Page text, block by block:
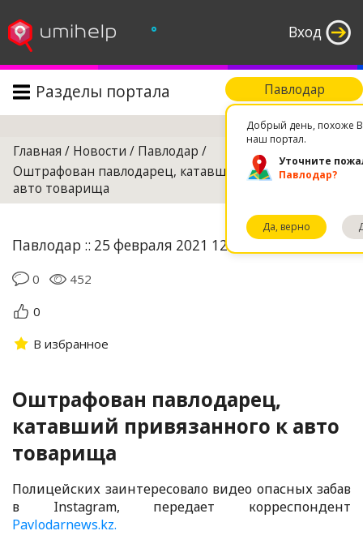
Вход
°
Павлодар
Добрый день, похоже
наш портал.
Уточните
Павлодар?
Да, верно
Разделы портала Поиск
Главная / Новости / Павлодар /
Оштрафован павлодарец, катавший привязанного к
авто товарища
Павлодар :: 25 февраля 2021 12:20
0
452
0
В избранное
Оштрафован павлодарец,
катавший привязанного к авто
товарища
Полицейских заинтересовало видео опасных забав
в Instagram, передает корреспондент
Pavlodarnews.kz.